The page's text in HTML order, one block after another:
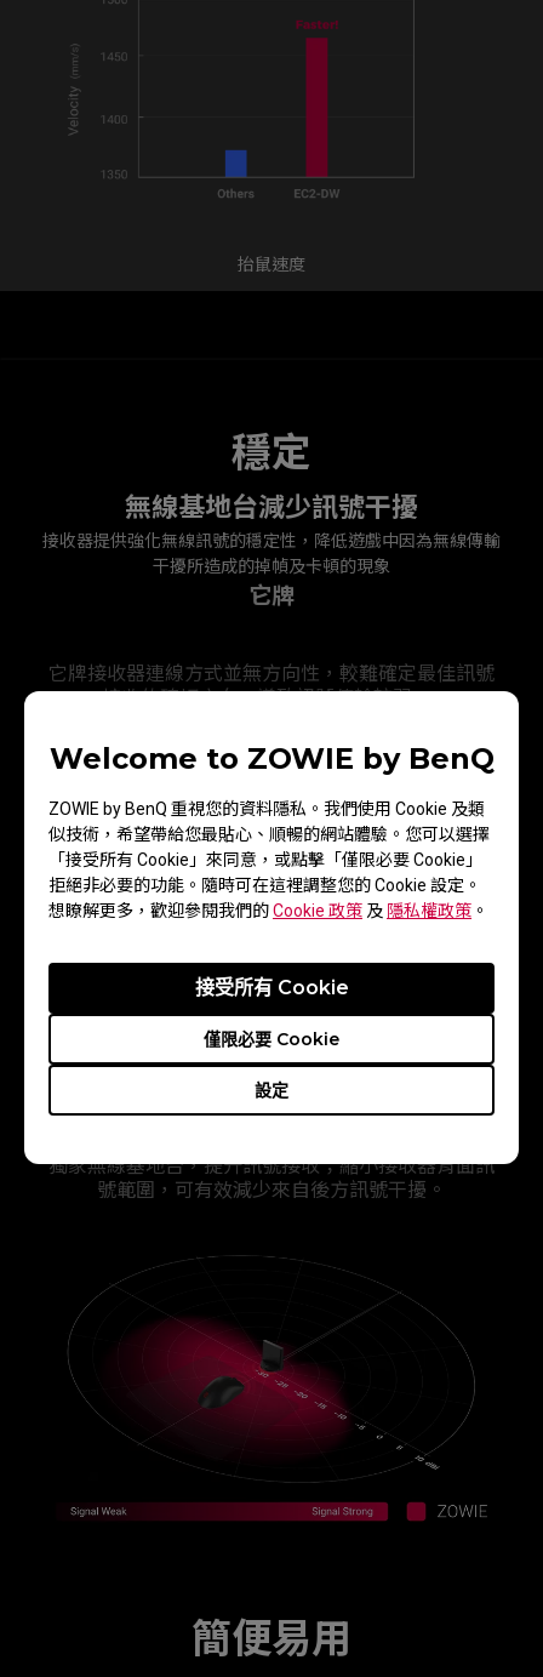
Welcome to ZOWIE by BenQ
ZOWIE by BenQ 重視您的資料隱私。我們使用 Cookie 及類
似技術，希望帶給您最貼心、順暢的網站體驗。您可以選擇
「接受所有 Cookie」來同意，或點擊「僅限必要 Cookie」
拒絕非必要的功能。隨時可在這裡調整您的 Cookie 設定。
想瞭解更多，歡迎參閱我們的Cookie 政策 及 隱私權政策 。
設定
僅限必要 Cookie
接受所有 Cookie
抬鼠速度
穩定
無線基地台減少訊號干擾
接收器提供強化無線訊號的穩定性，降低遊戲中因為無線傳輸
干擾所造成的掉幀及卡頓的現象
它牌
它牌接收器連線方式並無方向性，較難確定最佳訊號
接收的確切方向，導致訊號傳輸較弱。
EC2-DW
獨家無線基地台，提升訊號接收；縮小接收器背面訊
號範圍，可有效減少來自後方訊號干擾。
簡便易用